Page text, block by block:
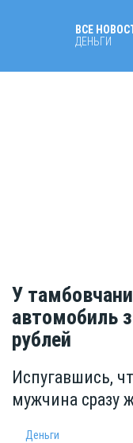
ВСЕ
ДЕНЬГИ
У
автомобиль
рублей
Испугавшись,
мужчина сразу
Деньги